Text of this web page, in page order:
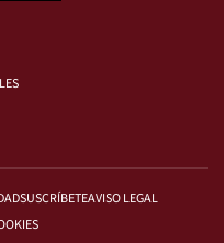
SUSCRÍBETEAVISO LEGAL